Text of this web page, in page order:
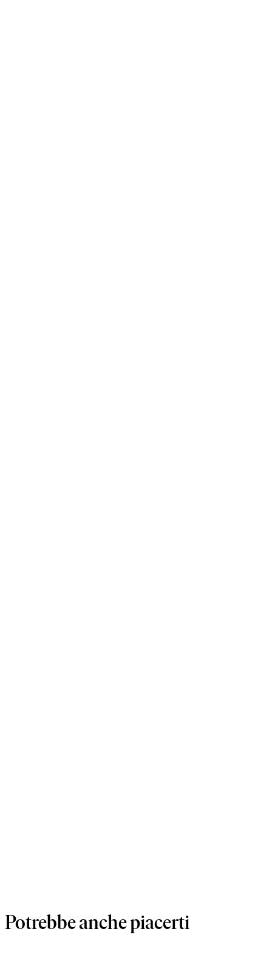
Potrebbe anche piacerti